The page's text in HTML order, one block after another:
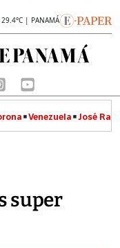
| PANAMÁ
Venezuela José
super